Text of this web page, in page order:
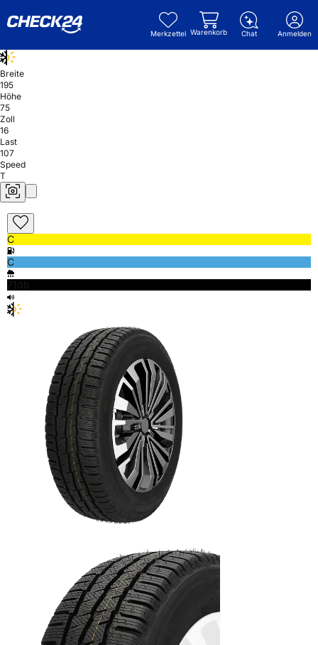
Merkzettel Warenkorb Chat Anmelden
Breite
195
Höhe
75
Zoll
16
Last
107
Speed
T
C
C
71db